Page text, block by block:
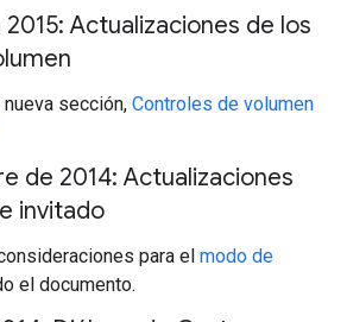
Actualizaciones de los
sección, Controles de volumen
de 2014: Actualizaciones
invitado
para el modo de
el documento.